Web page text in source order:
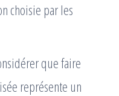
choisie par les
que faire
représente un